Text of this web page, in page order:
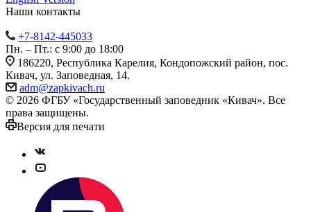
Наши контакты
+7-8142-445033
Пн. – Пт.: с 9:00 до 18:00
186220, Республика Карелия, Кондопожский район, пос.
Кивач, ул. Заповедная, 14.
adm@zapkivach.ru
© 2026 ФГБУ «Государственный заповедник «Кивач». Все
права защищены.
Версия для печати